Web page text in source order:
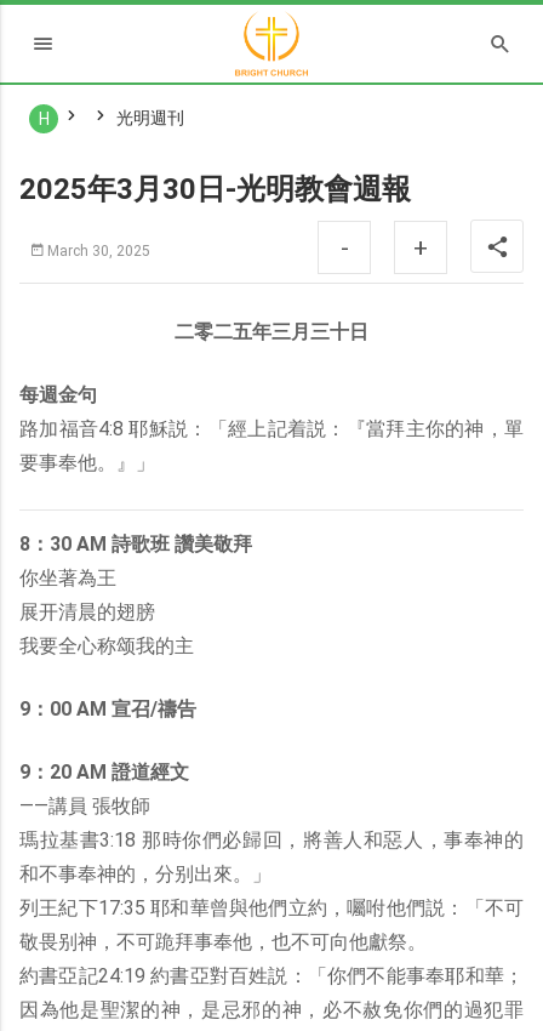
H 光明週刊
2025年3月30日-光明教會週報
March 30, 2025 - +
二零二五年三月三十日
每週金句
路加福音4:8 耶穌説：「經上記着説：『當拜主你的神，單
要事奉他。』」
8：30 AM 詩歌班 讚美敬拜
你坐著為王
展开清晨的翅膀
我要全心称颂我的主
9：00 AM 宣召/禱告
9：20 AM 證道經文
——講員 張牧師
瑪拉基書3:18 那時你們必歸回，將善人和惡人，事奉神的
和不事奉神的，分别出來。」
列王紀下17:35 耶和華曾與他們立約，囑咐他們説：「不可
敬畏别神，不可跪拜事奉他，也不可向他獻祭。
約書亞記24:19 約書亞對百姓説：「你們不能事奉耶和華；
因為他是聖潔的神，是忌邪的神，必不赦免你們的過犯罪